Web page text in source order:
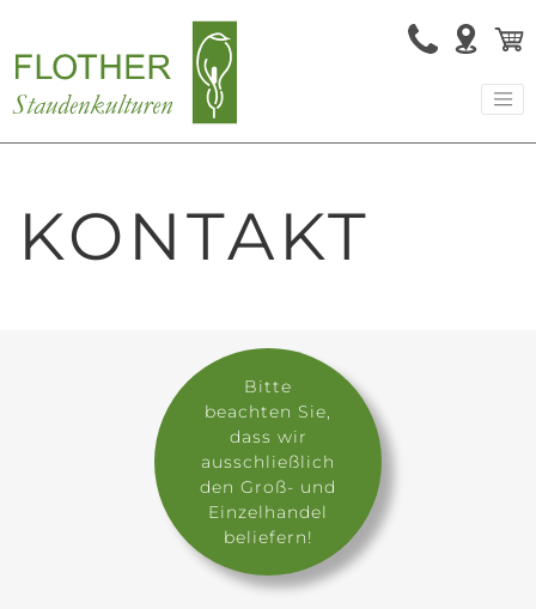
KONTAKT
Bitte
beachten Sie,
dass wir
ausschließlich
den Groß- und
Einzelhandel
beliefern!